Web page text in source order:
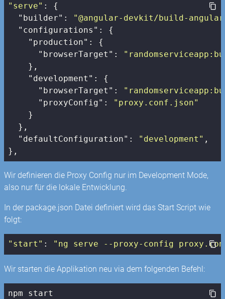
"serve" : {
"builder" : "@angular-devkit/build-
"configurations" : {
"production" : {
"browserTarget" :
    },
"development" : {
"browserTarget" :
"proxyConfig" : "proxy.conf.json"
    }
  },
"defaultConfiguration" : "development" ,
},
Wir definieren die Proxy Config nur im Development Mode,
also nur für die lokale Entwicklung.
In der package.json Datei definiert wird das Start Script wie
folgt:
"start" : "ng serve --proxy-config
Wir starten die Applikation neu via dem folgenden Befehl:
npm start